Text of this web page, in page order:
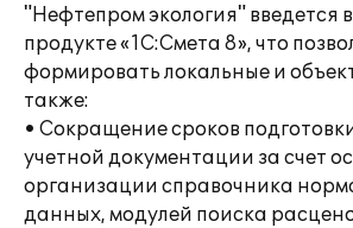
"Нефтепром экология" введется
продукте «1С:Смета 8», что
формировать локальные и
также:
• Сокращение сроков
учетной документации за счет
организации справочника
данных, модулей поиска